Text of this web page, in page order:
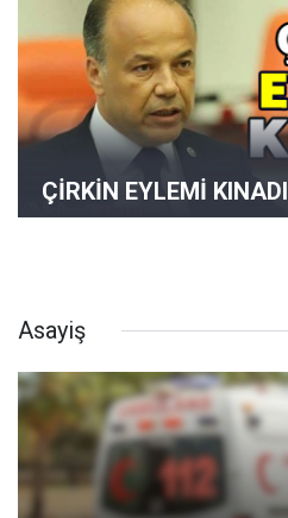
ÇİRKİN EYLEMİ KINADI
Asayiş